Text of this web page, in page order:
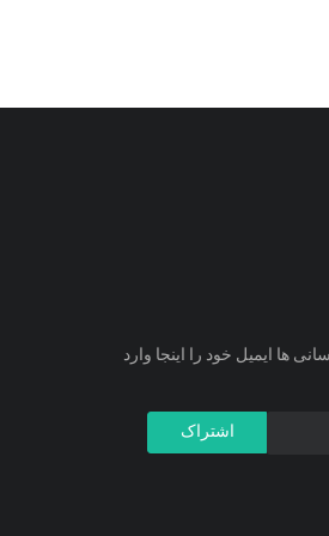
ها ایمیل خود را اینجا وارد
اشتراک